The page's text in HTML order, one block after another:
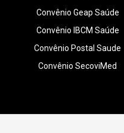
Convênio Geap Saúde
Convênio IBCM Saúde
Convênio Postal Saude
Convênio SecoviMed